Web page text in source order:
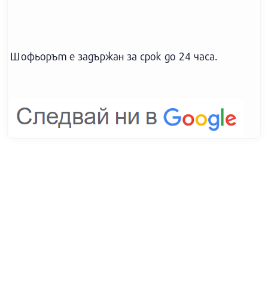
Шофьорът е задържан за срок до 24 часа.